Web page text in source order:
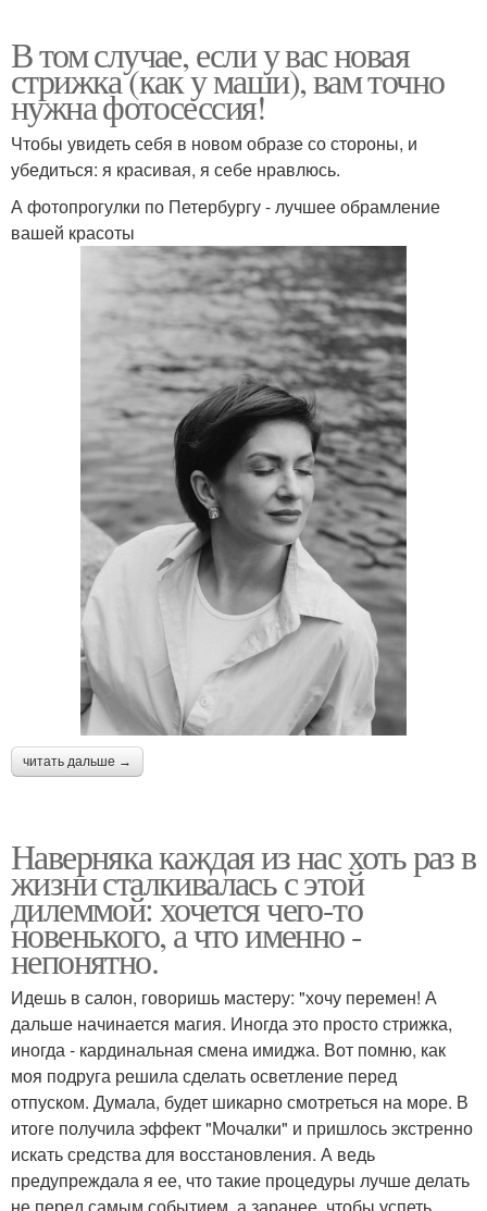
В том случае, если у вас новая
стрижка (как у маши), вам точно
нужна фотосессия!
Чтобы увидеть себя в новом образе со стороны, и
убедиться: я красивая, я себе нравлюсь.
А фотопрогулки по Петербургу - лучшее обрамление
вашей красоты
читать дальше →
Наверняка каждая из нас хоть раз в
жизни сталкивалась с этой
дилеммой: хочется чего-то
новенького, а что именно -
непонятно.
Идешь в салон, говоришь мастеру: "хочу перемен! А
дальше начинается магия. Иногда это просто стрижка,
иногда - кардинальная смена имиджа. Вот помню, как
моя подруга решила сделать осветление перед
отпуском. Думала, будет шикарно смотреться на море. В
итоге получила эффект "Мочалки" и пришлось экстренно
искать средства для восстановления. А ведь
предупреждала я ее, что такие процедуры лучше делать
не перед самым событием, а заранее, чтобы успеть